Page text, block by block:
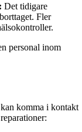
Det tidigare
Fler
personal inom
komma i kontakt